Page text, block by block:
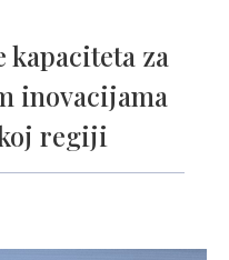
za
inovacijama
regiji